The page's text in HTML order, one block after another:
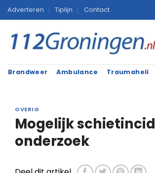
Ga
naar
inhoud
Adverteren Tiplijn Contact
Brandweer Ambulance Traumaheli
OVERIG
Mogelijk
onderzoek